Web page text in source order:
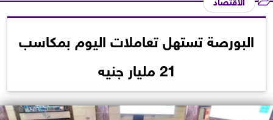
البورصة تستهل تعاملات اليوم بمكاسب
21 مليار جنيه